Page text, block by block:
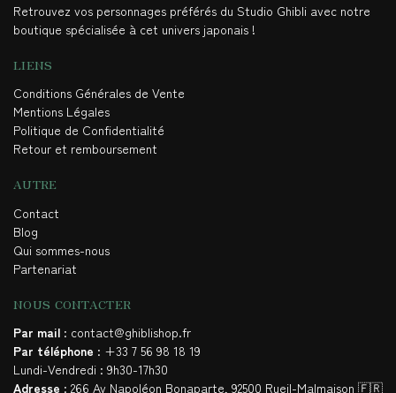
Retrouvez vos personnages préférés du Studio Ghibli avec notre
boutique spécialisée à cet univers japonais !
LIENS
Conditions Générales de Vente
Mentions Légales
Politique de Confidentialité
Retour et remboursement
AUTRE
Contact
Blog
Qui sommes-nous
Partenariat
NOUS CONTACTER
Par mail : contact@ghiblishop.fr
Par téléphone : +33 7 56 98 18 19
Lundi-Vendredi : 9h30-17h30
Adresse : 266 Av Napoléon Bonaparte, 92500 Rueil-Malmaison 🇫🇷